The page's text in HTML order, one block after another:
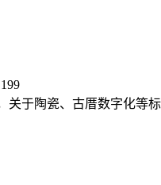
关于陶瓷、古厝数字化等